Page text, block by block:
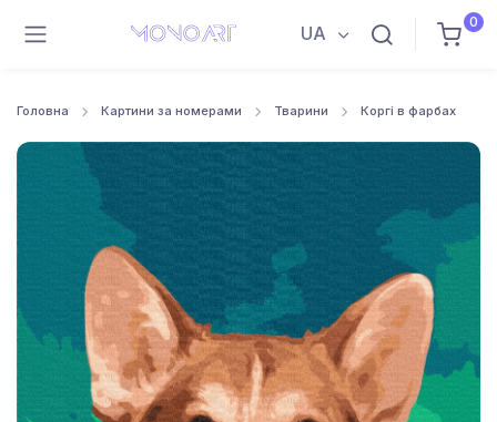
UA
0
Головна Картини за номерами Тварини Коргі в фарбах